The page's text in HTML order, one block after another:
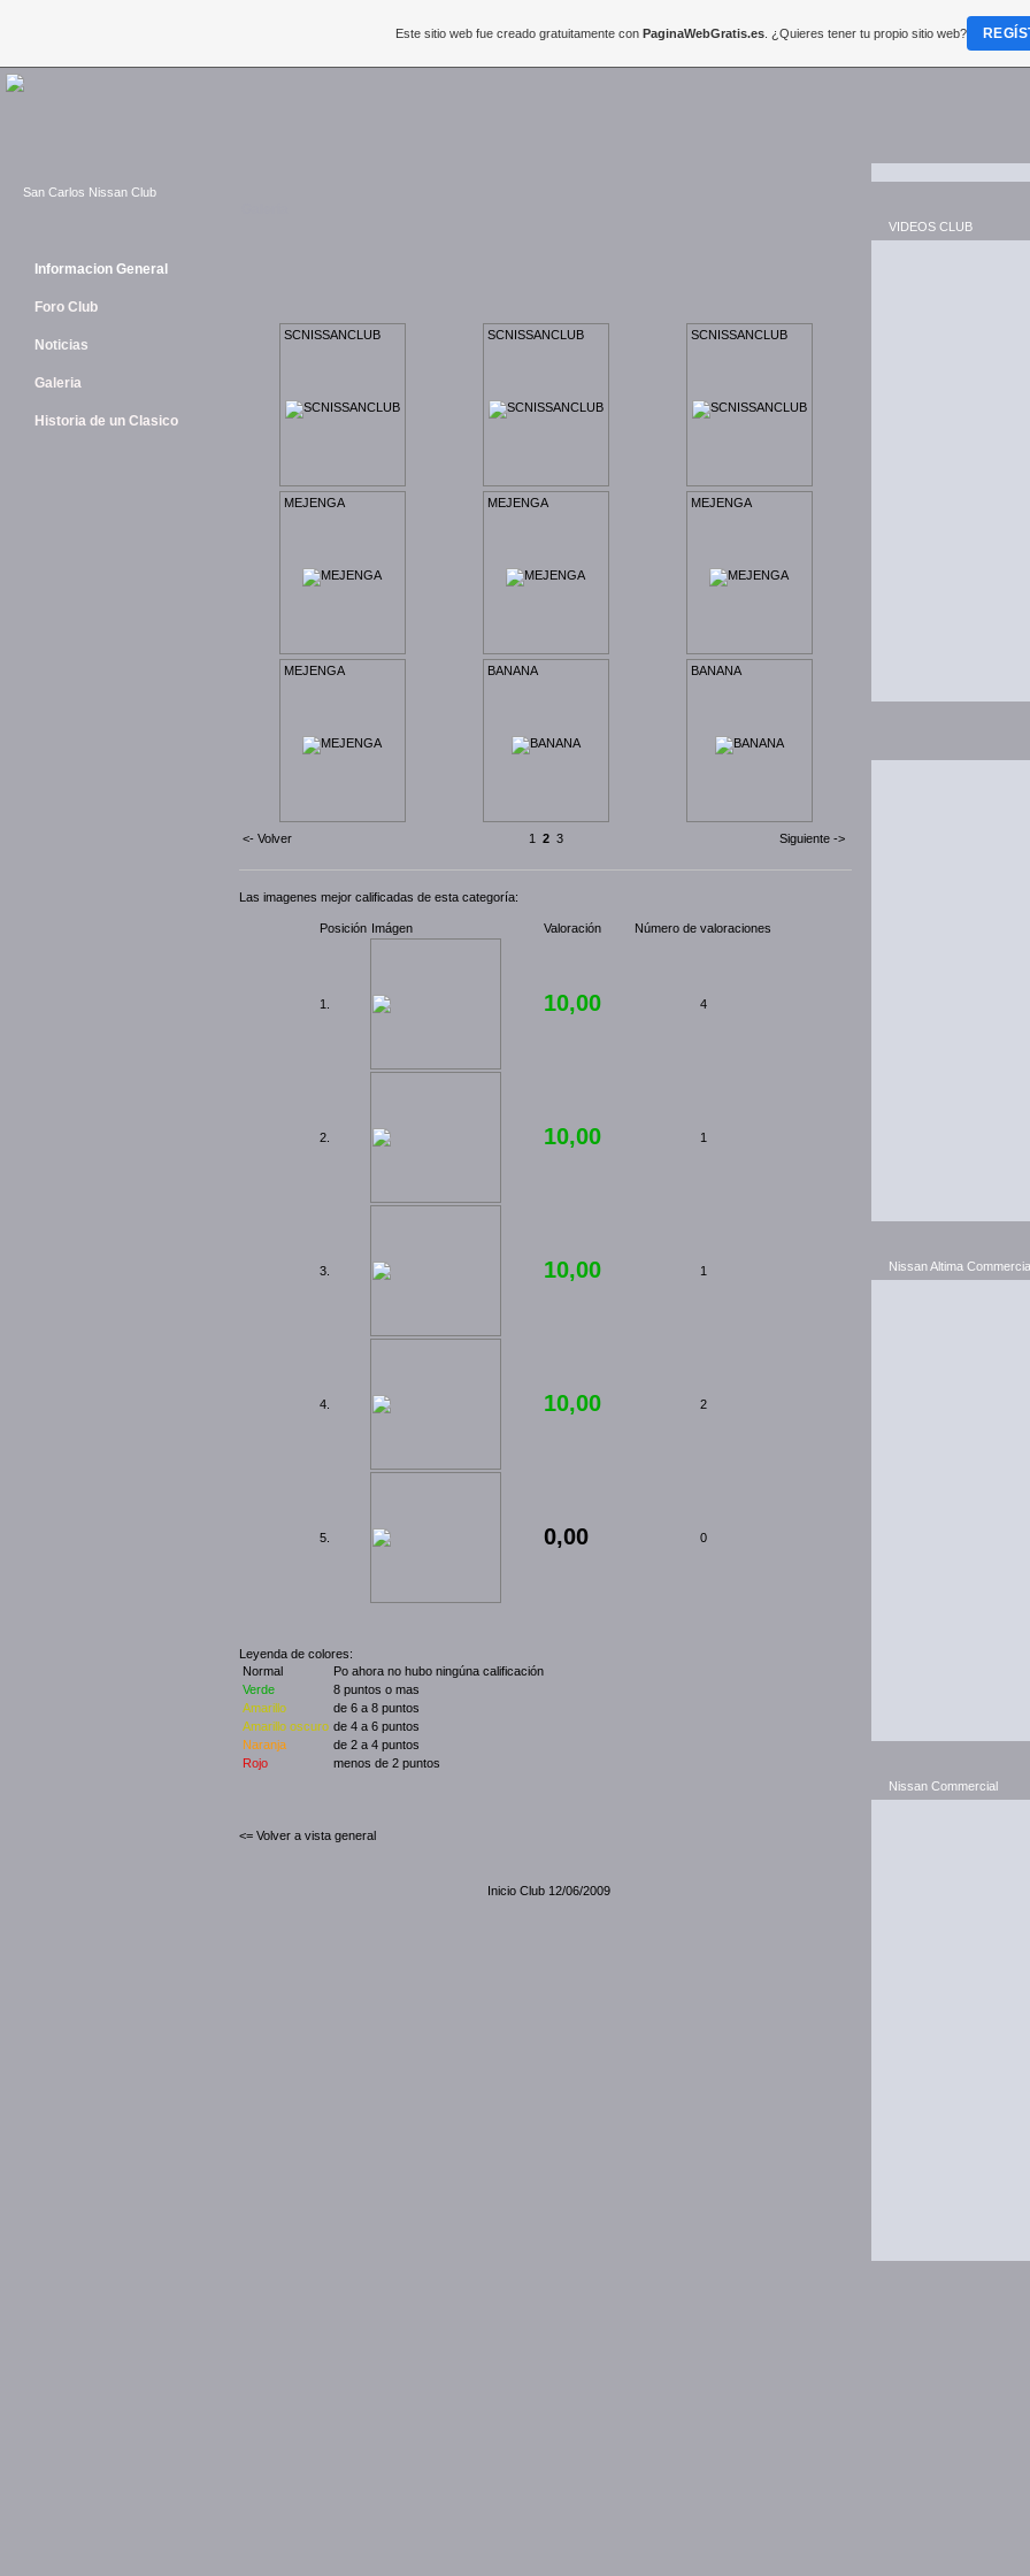
San Carlos Nissan Club
Informacion General
Foro Club
Noticias
Galeria
Historia de un Clasico
SCNISSANCLUB SCNISSANCLUB SCNISSANCLUB
MEJENGA MEJENGA MEJENGA
MEJENGA BANANA BANANA
<- Volver 1 2 3 Siguiente ->
Las imagenes mejor calificadas de esta categoría:
Posición Imágen Valoración Número de valoraciones
1. 10,00 4
2. 10,00 1
3. 10,00 1
4. 10,00 2
5. 0,00 0
Leyenda de colores:
Normal
Po ahora no hubo ningúna calificación
Verde
8 puntos o mas
Amarillo
de 6 a 8 puntos
Amarillo oscuro de 4 a 6 puntos
Naranja
de 2 a 4 puntos
Rojo
menos de 2 puntos
<= Volver a vista general
Inicio Club 12/06/2009
VIDEOS CLUB
Nissan Altima
Nissan Commercial
Este sitio web fue creado gratuitamente con PaginaWebGratis.es. ¿Quieres tener tu propio sitio web?